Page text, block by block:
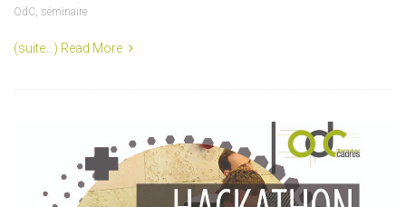
OdC séminaire
(suite…) Read More